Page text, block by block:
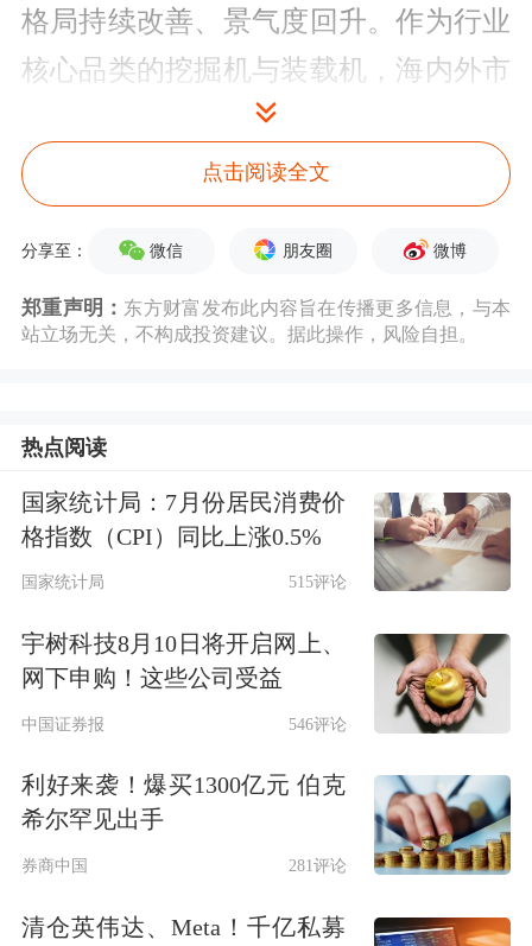
格局持续改善、景气度回升。作为行业
核心品类的挖掘机与装载机，海内外市
场销量均实现同比大幅增长，内外需求
协同释放，为产业复苏构建稳固业绩支
撑。
长35.3%。其中国内销量1.09万台，同
比增长33.9%；出口1.45万台，同比增
长36.4%。
机销量已连续4个月突破2万台，其中3
月销量达到3.74万台，单月销量创2021
年5月以来新高。上半年累计销量达到
15.23万台，同比增长26.4%。其中国内
销量7.9万台，同比增长20.4%；出口
7.33万台，同比增长33.5%。
点击阅读全文
分享至： 微信 朋友圈 微博
郑重声明： 东方财富发布此内容旨在传播更多信息，与本
站立场无关，不构成投资建议。据此操作，风险自担。
热点阅读
国家统计局：7月份居民消费价
格指数（CPI）同比上涨0.5%
国家统计局 515评论
宇树科技8月10日将开启网上、
网下申购！这些公司受益
中国证券报 546评论
利好来袭！爆买1300亿元 伯克
希尔罕见出手
券商中国 281评论
清仓英伟达、Meta！千亿私募